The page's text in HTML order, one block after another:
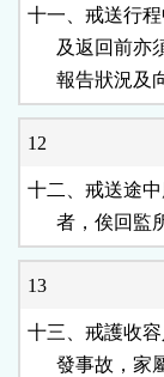
十一、戒送行
及返回前
報告狀況
12
十二、戒送途
者，俟回
13
十三、戒護收
發事故，